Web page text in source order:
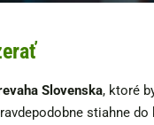
Slovenska, ktoré
stiahne